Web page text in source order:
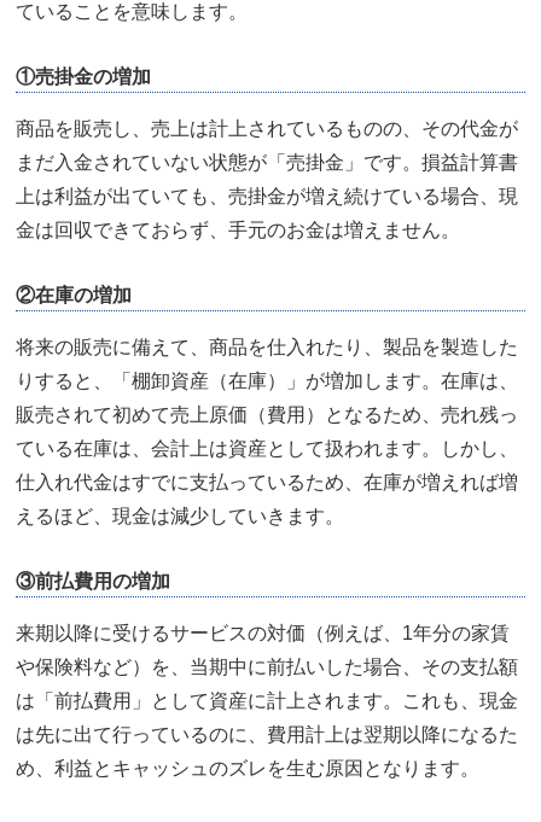
ていることを意味します。
①売掛金の増加
商品を販売し、売上は計上されているものの、その代金が
まだ入金されていない状態が「売掛金」です。損益計算書
上は利益が出ていても、売掛金が増え続けている場合、現
金は回収できておらず、手元のお金は増えません。
②在庫の増加
将来の販売に備えて、商品を仕入れたり、製品を製造した
りすると、「棚卸資産（在庫）」が増加します。在庫は、
販売されて初めて売上原価（費用）となるため、売れ残っ
ている在庫は、会計上は資産として扱われます。しかし、
仕入れ代金はすでに支払っているため、在庫が増えれば増
えるほど、現金は減少していきます。
③前払費用の増加
来期以降に受けるサービスの対価（例えば、1年分の家賃
や保険料など）を、当期中に前払いした場合、その支払額
は「前払費用」として資産に計上されます。これも、現金
は先に出て行っているのに、費用計上は翌期以降になるた
め、利益とキャッシュのズレを生む原因となります。